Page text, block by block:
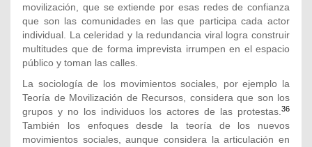
movilización, que se extiende por esas redes de confianza
que son las comunidades en las que participa cada actor
individual. La celeridad y la redundancia viral logra construir
multitudes que de forma imprevista irrumpen en el espacio
público y toman las calles.
La sociología de los movimientos sociales, por ejemplo la
Teoría de Movilización de Recursos, considera que son los
grupos y no los individuos los actores de las protestas. 36
También los enfoques desde la teoría de los nuevos
movimientos sociales, aunque considera la articulación en